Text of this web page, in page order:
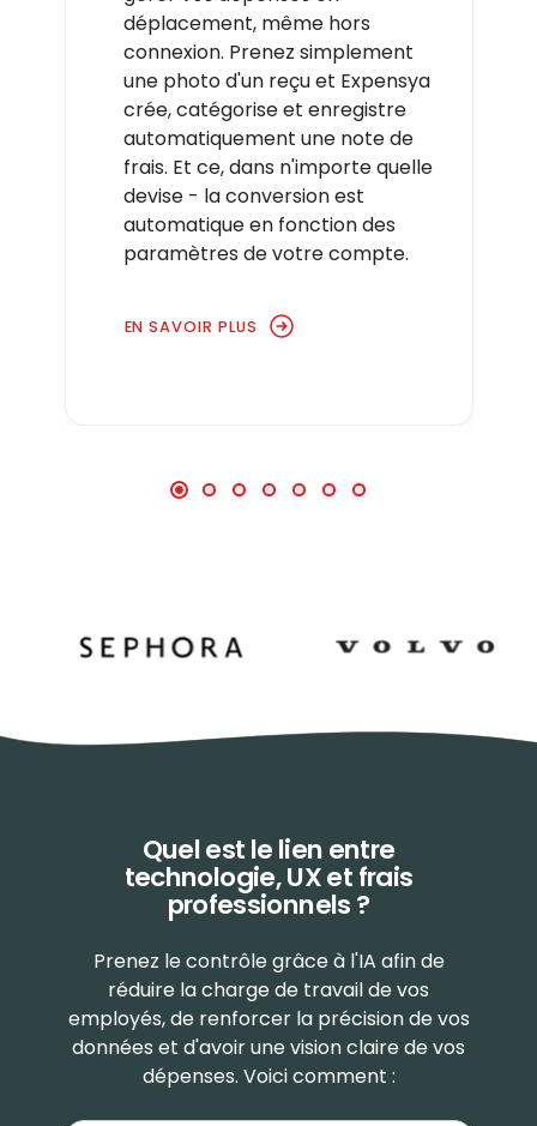
déplacement, même hors
connexion. Prenez simplement
une photo d'un reçu et Expensya
crée, catégorise et enregistre
automatiquement une note de
frais. Et ce, dans n'importe quelle
devise - la conversion est
automatique en fonction des
paramètres de votre compte.
EN SAVOIR PLUS
Quel est le lien entre
technologie,UX et frais
professionnels ?
Prenez le contrôle grâce à l'IA afin de
réduire la charge de travail de vos
employés, de renforcer la précision de vos
données et d'avoir une vision claire de vos
dépenses. Voici comment :